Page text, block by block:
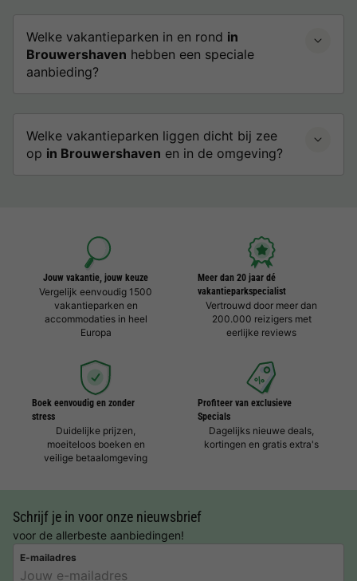
Welke vakantieparken in en rond in
Brouwershaven hebben een speciale
aanbieding?
Welke vakantieparken liggen dicht bij zee
op in Brouwershaven en in de omgeving?
Jouw vakantie, jouw keuze
Vergelijk eenvoudig 1500
vakantieparken en
accommodaties in heel
Europa
Meer dan 20 jaar dé
vakantieparkspecialist
Vertrouwd door meer dan
200.000 reizigers met
eerlijke reviews
Boek eenvoudig en zonder
stress
Duidelijke prijzen,
moeiteloos boeken en
veilige betaalomgeving
Profiteer van exclusieve
Specials
Dagelijks nieuwe deals,
kortingen en gratis extra's
Schrijf je in voor onze nieuwsbrief
voor de allerbeste aanbiedingen!
E-mailadres